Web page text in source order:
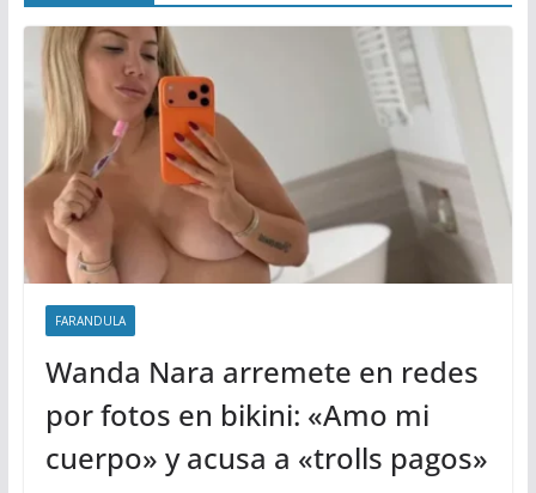
FARANDULA
Wanda Nara arremete en redes
por fotos en bikini: «Amo mi
cuerpo» y acusa a «trolls pagos»